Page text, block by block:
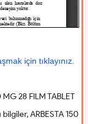
için tıklayınız.
MG 28 FILM TABLET
ARBESTA 150